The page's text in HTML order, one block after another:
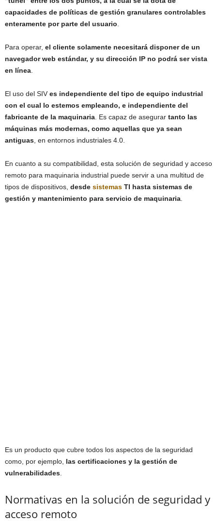
capacidades de políticas de gestión granulares controlables
enteramente por parte del usuario
Para operar, el cliente solamente necesitará disponer de un
navegador web estándar, y su dirección IP no podrá ser vista
en línea
El uso del SIV es independiente del tipo de equipo industrial
con el cual lo estemos empleando, e independiente del
fabricante de la maquinaria . Es capaz de asegurar tanto las
máquinas más modernas, como aquellas que ya sean
antiguas , en entornos industriales 4.0.
En cuanto a su compatibilidad, esta solución de seguridad y acceso
remoto para maquinaria industrial puede servir a una multitud de
tipos de dispositivos, desde sistemas TI hasta sistemas de
gestión y mantenimiento para servicio de maquinaria
Es un producto que cubre todos los aspectos de la seguridad
como, por ejemplo, las certificaciones y la gestión de
vulnerabilidades
Normativas en la solución de seguridad y
acceso remoto